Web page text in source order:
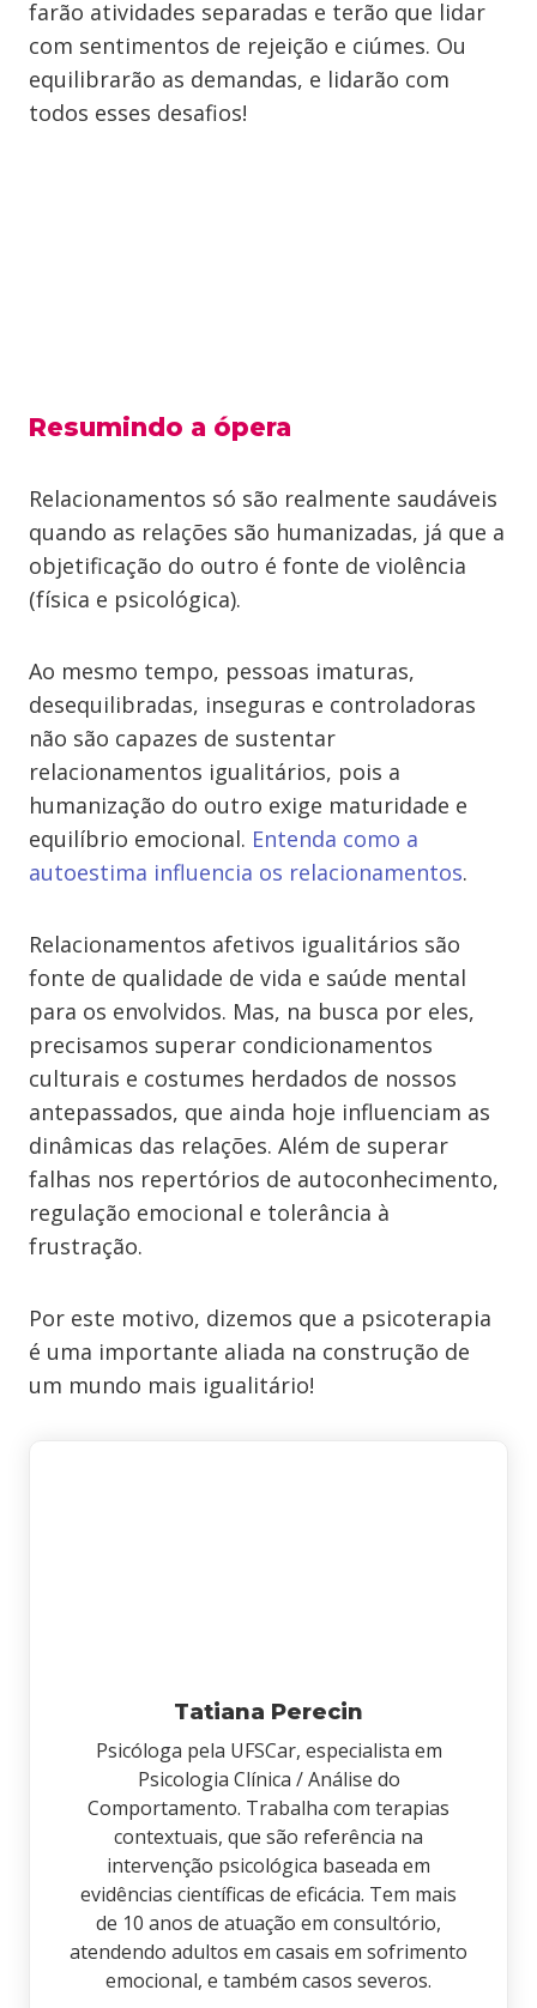
farão atividades separadas e terão que lidar
com sentimentos de rejeição e ciúmes. Ou
equilibrarão as demandas, e lidarão com
todos esses desafios!
Resumindo a ópera
Relacionamentos só são realmente saudáveis
quando as relações são humanizadas, já que a
objetificação do outro é fonte de violência
(física e psicológica).
Ao mesmo tempo, pessoas imaturas,
desequilibradas, inseguras e controladoras
não são capazes de sustentar
relacionamentos igualitários, pois a
humanização do outro exige maturidade e
equilíbrio emocional. Entenda como a
autoestima influencia os relacionamentos.
Relacionamentos afetivos igualitários são
fonte de qualidade de vida e saúde mental
para os envolvidos. Mas, na busca por eles,
precisamos superar condicionamentos
culturais e costumes herdados de nossos
antepassados, que ainda hoje influenciam as
dinâmicas das relações. Além de superar
falhas nos repertórios de autoconhecimento,
regulação emocional e tolerância à
frustração.
Por este motivo, dizemos que a psicoterapia
é uma importante aliada na construção de
um mundo mais igualitário!
Tatiana Perecin
Psicóloga pela UFSCar, especialista em
Psicologia Clínica / Análise do
Comportamento. Trabalha com terapias
contextuais, que são referência na
intervenção psicológica baseada em
evidências científicas de eficácia. Tem mais
de 10 anos de atuação em consultório,
atendendo adultos em casais em sofrimento
emocional, e também casos severos.